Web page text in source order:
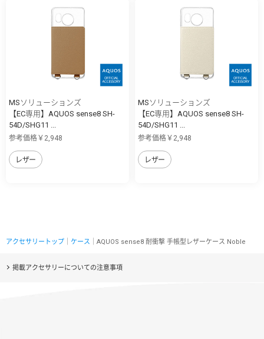
MSソリューションズ
【EC専用】AQUOS sense8 SH-
54D/SHG11 ...
参考価格￥2,948
レザー
MSソリューションズ
【EC専用】AQUOS sense8 SH-
54D/SHG11 ...
参考価格￥2,948
レザー
アクセサリートップ ケース ｜AQUOS sense8 耐衝撃 手帳型レザーケース Noble
掲載アクセサリーについての注意事項